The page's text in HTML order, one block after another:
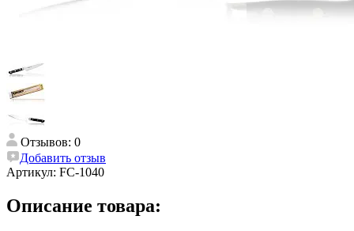
Отзывов: 0
Добавить отзыв
Артикул: FC-1040
Описание товара: